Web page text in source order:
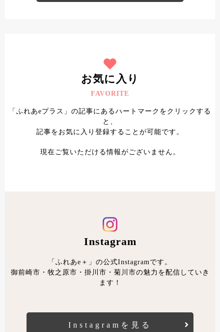
お気に入り
FAVORITE
「ふれあeプラス」の記事にあるハートマークをクリックする
と、
記事をお気に入り登録することが可能です。
現在ご覧いただける情報がございません。
Instagram
「ふれあe＋」の公式Instagramです。
御前崎市・牧之原市・掛川市・菊川市の魅力を配信していき
ます！
Instagramを見る